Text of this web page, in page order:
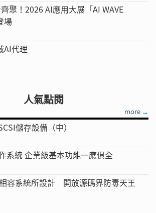
聚！2026 AI應用大展「AI WAVE
場
AI代理
人氣點閱
more →
儲存設備（中）
系統 企業級基本功能一應俱全
容系統所設計 開放源碼界防毒天王